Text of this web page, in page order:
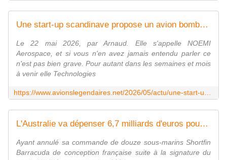
Une start-up scandinave propose un avion bombardier d'eau électrique. - avionslegendaires.net
Le 22 mai 2026, par Arnaud. Elle s'appelle NOEMI
Aerospace, et si vous n'en avez jamais entendu parler ce
n'est pas bien grave. Pour autant dans les semaines et mois
à venir elle Technologies
L'Australie va dépenser 6,7 milliards d'euros pour garder ses vieux sous-marins de type Collins en service jusqu'en 2040 - Zone Militaire
Ayant annulé sa commande de douze sous-marins Shortfin
Barracuda de conception française suite à la signature du